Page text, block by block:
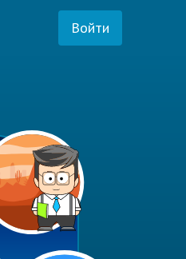
Войти